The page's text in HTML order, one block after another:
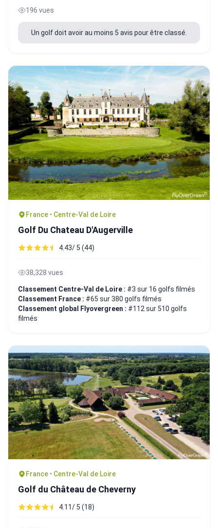
196 vues
Un golf doit avoir au moins 5 avis pour être classé.
France • Centre-Val de Loire
Golf Du Chateau D'Augerville
4.43/ 5 (44)
38,328 vues
Classement Centre-Val de Loire : #3 sur 16 golfs filmés
Classement France : #65 sur 380 golfs filmés
Classement global Flyovergreen : #112 sur 510 golfs
filmés
France • Centre-Val de Loire
Golf du Château de Cheverny
4.11/ 5 (18)